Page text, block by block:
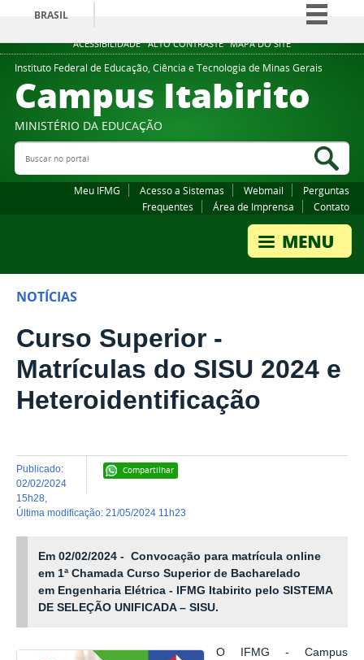
ACESSIBILIDADE ALTO CONTRASTE MAPA DO SITE
BRASIL
Simplifique!
Comunica BR
Participe
Legislação
Instituto Federal de Educação, Ciência e Tecnologia de Minas Gerais
Campus Itabirito
MINISTÉRIO DA EDUCAÇÃO
Buscar no portal
Meu IFMG Acesso a Sistemas Webmail
Perguntas
Frequentes
Área de Imprensa Contato
NOTÍCIAS
Curso Superior -
Matrículas do SISU 2024 e
Heteroidentificação
Compartilhar
publicado:
02/02/2024
15h28
última modificação: 21/05/2024 11h23
Em 02/02/2024 - Convocação para matrícula online
em 1ª Chamada Curso Superior de Bacharelado
em Engenharia Elétrica - IFMG Itabirito pelo SISTEMA
DE SELEÇÃO UNIFICADA – SISU.
O IFMG - Campus